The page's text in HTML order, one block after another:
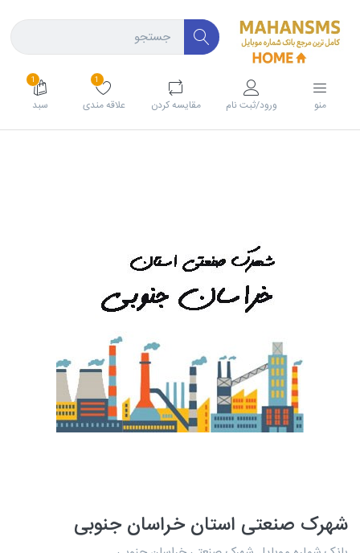
منو ورود/ثبت نام مقايسه كردن
1
علاقه مندی
1
سبد
شهرک صنعتی استان خراسان جنوبی